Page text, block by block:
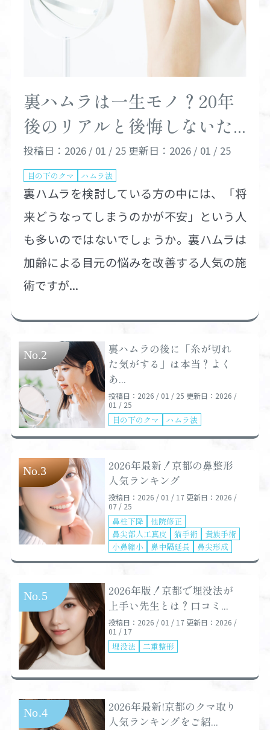
裏ハムラは一生モノ？20年
後のリアルと後悔しないた...
投稿日：2026 / 01 / 25 更新日：2026 / 01 / 25
目の下のクマ ハムラ法
裏ハムラを検討している方の中には、「将
来どうなってしまうのかが不安」という人
も多いのではないでしょうか。裏ハムラは
加齢による目元の悩みを改善する人気の施
術ですが...
裏ハムラの後に「糸が切れ
た気がする」は本当？よく
あ...
投稿日：2026 / 01 / 25 更新日：2026 /
01 / 25
目の下のクマ ハムラ法
2026年最新！京都の鼻整形
人気ランキング
投稿日：2026 / 01 / 17 更新日：2026 /
07 / 25
鼻柱下降
他院修正
鼻尖部人工真皮
猫手術
貴族手術
小鼻縮小
鼻中隔延長 鼻尖形成
2026年版！京都で埋没法が
上手い先生とは？口コミ...
投稿日：2026 / 01 / 17 更新日：2026 /
01 / 17
埋没法 二重整形
2026年最新!京都のクマ取り
人気ランキングをご紹...